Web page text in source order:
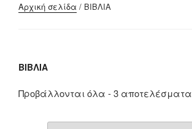
Αρχική σελίδα / ΒΙΒΛΙΑ
ΒΙΒΛΙΑ
Προβάλλονται όλα - 3 αποτελέσματα